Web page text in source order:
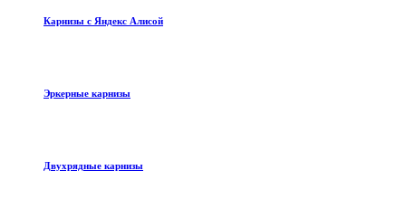
Карнизы с Яндекс Алисой
Эркерные карнизы
Двухрядные карнизы